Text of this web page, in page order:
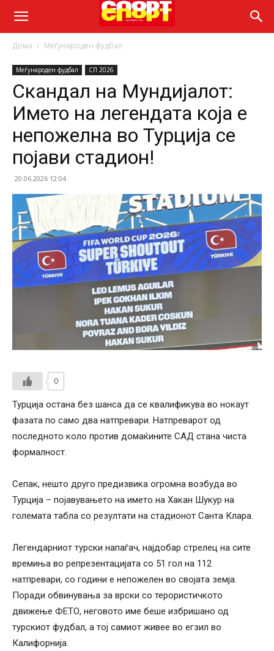
Дома Меѓународен фудбал
Меѓународен фудбал СП 2026
Скандал на Мундијалот:
Името на легендата која е
непожелна во Турција се
појави стадион!
20.06.2026 12:04
0
Турција остана без шанса да се квалификува во нокаут
фазата по само два натпревари. Натпреварот од
последното коло против домаќините САД стана чиста
формалност.
Сепак, нешто друго предизвика огромна возбуда во
Турција – појавувањето на името на Хакан Шукур на
големата табла со резултати на стадионот Санта Клара.
Легендарниот турски напаѓач, најдобар стрелец на сите
времиња во репрезентацијата со 51 гол на 112
натпревари, со години е непожелен во својата земја.
Поради обвинувања за врски со терористичкото
движење ФЕТО, неговото име беше избришано од
турскиот фудбал, а тој самиот живее во егзил во
Калифорнија.